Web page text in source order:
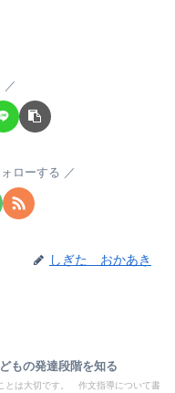
ローする
しぎた おかあき
もの発達段階を知る
とは大切です。 作文指導について書